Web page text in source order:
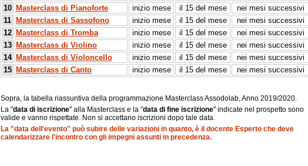
10 Masterclass di Pianoforte inizio mese il 15 del mese
nei mesi successivi
11
Masterclass di Sassofono inizio mese il 15 del mese
nei mesi successivi
12 Masterclass di Tromba inizio mese il 15 del mese
nei mesi successivi
13 Masterclass di Violino inizio mese il 15 del mese
nei mesi successivi
14 Masterclass di Violoncello inizio mese il 15 del mese
nei mesi successivi
15 Masterclass di Canto inizio mese il 15 del mese nei mesi successivi
Sopra, la tabella riassuntiva della programmazione Masterclass Assodolab, Anno 2019/2020.
La "data di iscrizione" alla Masterclass e la "data di fine iscrizione" indicate nel prospetto sono
valide e vanno rispettate. Non si accettano iscrizioni dopo tale data.
La "data dell'evento" può subire delle variazioni in quanto, è il docente Esperto che deve
calendarizzare l'incontro con gli impegni assunti in precedenza.